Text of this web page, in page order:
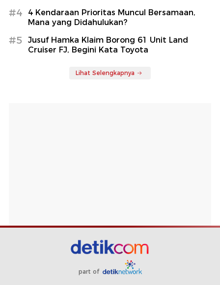
#4
4 Kendaraan Prioritas Muncul Bersamaan,
Mana yang Didahulukan?
#5
Jusuf Hamka Klaim Borong 61 Unit Land
Cruiser FJ, Begini Kata Toyota
Lihat Selengkapnya
part of